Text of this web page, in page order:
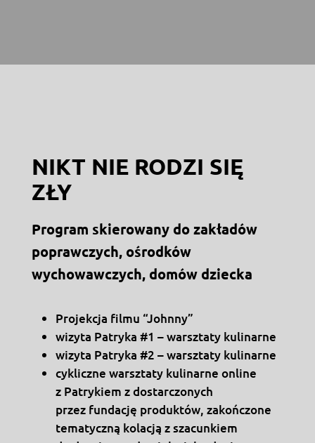
NIKT NIE RODZI SIĘ
ZŁY
Program skierowany do zakładów
poprawczych, ośrodków
wychowawczych, domów dziecka
Projekcja filmu “Johnny”
wizyta Patryka #1 – warsztaty kulinarne
wizyta Patryka #2 – warsztaty kulinarne
cykliczne warsztaty kulinarne online
z Patrykiem z dostarczonych
przez fundację produktów, zakończone
tematyczną kolacją z szacunkiem